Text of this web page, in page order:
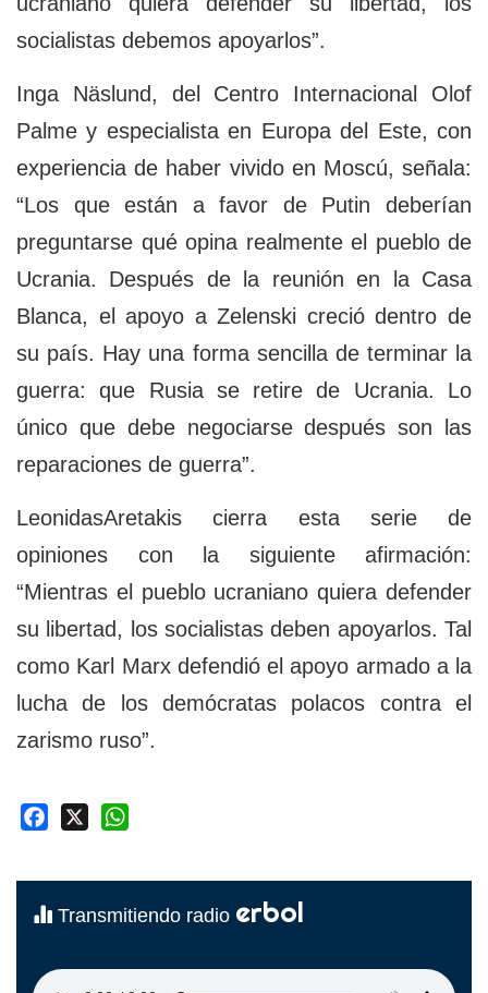
socialistas debemos apoyarlos”.
Inga Näslund, del Centro Internacional Olof
Palme y especialista en Europa del Este, con
experiencia de haber vivido en Moscú, señala:
“Los que están a favor de Putin deberían
preguntarse qué opina realmente el pueblo de
Ucrania. Después de la reunión en la Casa
Blanca, el apoyo a Zelenski creció dentro de
su país. Hay una forma sencilla de terminar la
guerra: que Rusia se retire de Ucrania. Lo
único que debe negociarse después son las
reparaciones de guerra”.
LeonidasAretakis cierra esta serie de
opiniones con la siguiente afirmación:
“Mientras el pueblo ucraniano quiera defender
su libertad, los socialistas deben apoyarlos. Tal
como Karl Marx defendió el apoyo armado a la
lucha de los demócratas polacos contra el
zarismo ruso”.
Facebook
Transmitiendo radio erbol